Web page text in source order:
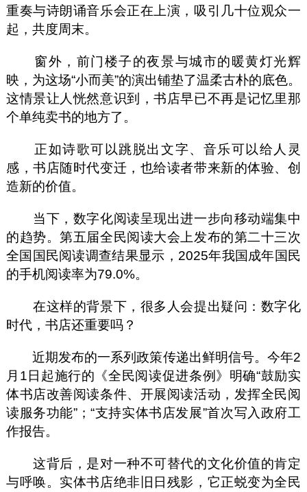
重奏与诗朗诵音乐会正在上演，吸引几十位观众一
起，共度周末。
窗外，前门楼子的夜景与城市的暖黄灯光辉
映，为这场“小而美”的演出铺垫了温柔古朴的底色。
这情景让人恍然意识到，书店早已不再是记忆里那
个单纯卖书的地方了。
正如诗歌可以跳脱出文字、音乐可以给人灵
感，书店随时代变迁，也给读者带来新的体验、创
造新的价值。
当下，数字化阅读呈现出进一步向移动端集中
的趋势。第五届全民阅读大会上发布的第二十三次
全国国民阅读调查结果显示，2025年我国成年国民
的手机阅读率为79.0%。
在这样的背景下，很多人会提出疑问：数字化
时代，书店还重要吗？
近期发布的一系列政策传递出鲜明信号。今年2
月1日起施行的《全民阅读促进条例》明确“鼓励实
体书店改善阅读条件、开展阅读活动，发挥全民阅
读服务功能”；“支持实体书店发展”首次写入政府工
作报告。
这背后，是对一种不可替代的文化价值的肯定
与呼唤。实体书店绝非旧日残影，它正蜕变为全民